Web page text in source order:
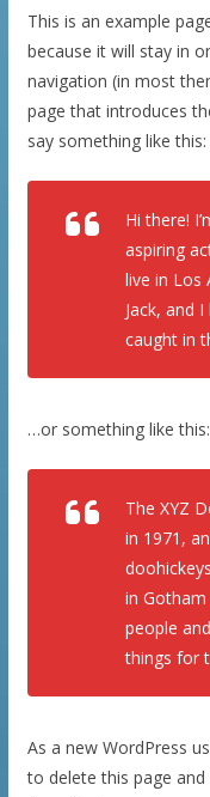
This is an example
because it will stay in
navigation (in most
page that introduces
say something like this:
Hi there!
aspiring
live in Los
Jack, and
caught in
…or something like this:
The XYZ
in 1971,
in Gotham
people
things for
As a new WordPress
to delete this page